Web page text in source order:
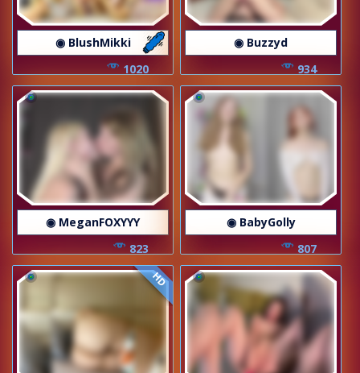
◉ BlushMikki
1020
◉ Buzzyd
934
◉ MeganFOXYYY
823
◉ BabyGolly
807
HD